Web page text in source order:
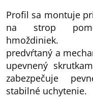
Profil sa montuje
na strop
predvŕtaný a
upevnený
zabezpečuje
stabilné uchytenie.